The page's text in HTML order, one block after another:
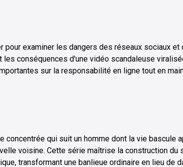
examiner les dangers des réseaux sociaux et
les conséquences d'une vidéo scandaleuse
sur la responsabilité en ligne tout en
concentrée qui suit un homme dont la vie bascule
voisine. Cette série maîtrise la construction du
transformant une banlieue ordinaire en lieu de